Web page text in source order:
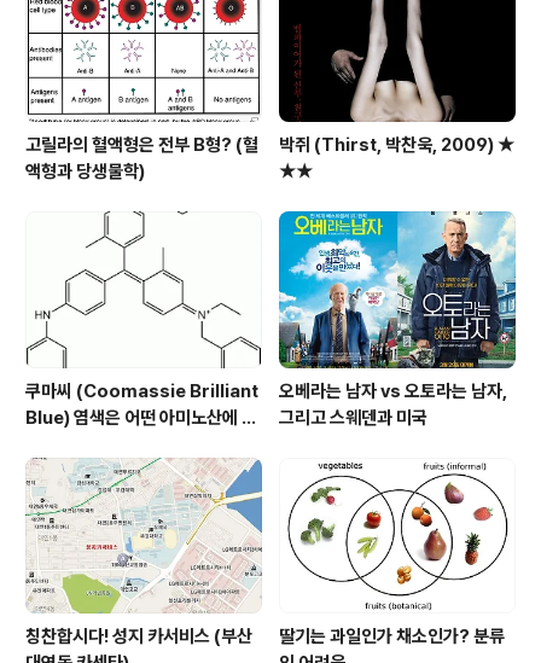
고릴라의 혈액형은 전부 B형? (혈
액형과 당생물학)
박쥐 (Thirst, 박찬욱, 2009) ★
★★
쿠마씨 (Coomassie Brilliant
Blue) 염색은 어떤 아미노산에 되
오베라는 남자 vs 오토라는 남자,
그리고 스웨덴과 미국
칭찬합시다! 성지 카서비스 (부산
딸기는 과일인가 채소인가? 분류